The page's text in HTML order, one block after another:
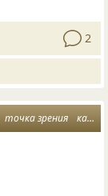
2
точка зрения картина